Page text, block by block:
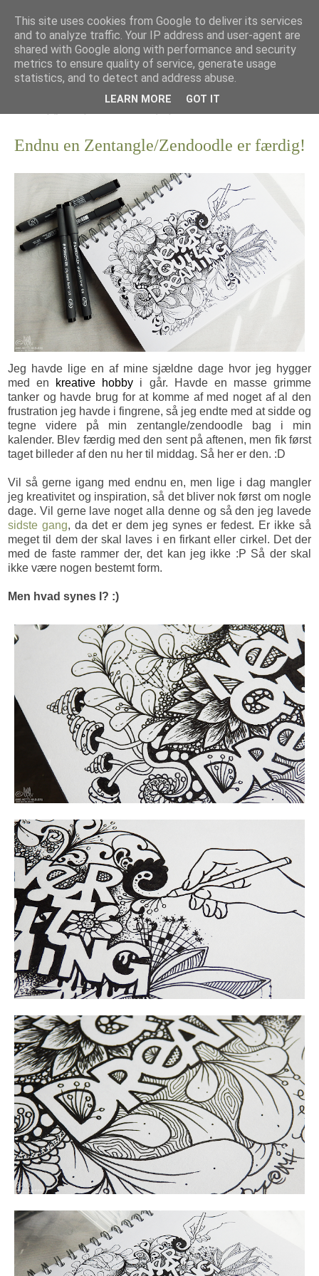
Endnu en Zentangle/Zendoodle er færdig!
Jeg havde lige en af mine sjældne dage hvor jeg hygger
med en
kreative hobby i går. Havde en masse grimme
tanker og havde brug for at komme af med noget af al den
frustration jeg havde i fingrene, så jeg endte med at sidde og
tegne videre på min zentangle/zendoodle bag i min
kalender. Blev færdig med den sent på aftenen, men fik først
taget billeder af den nu her til middag. Så her er den. :D
Vil så gerne igang med endnu en, men lige i dag mangler
jeg kreativitet og inspiration, så det bliver nok først om nogle
dage. Vil gerne lave noget alla denne og så den jeg lavede
sidste gang, da det er dem jeg synes er fedest. Er ikke så
meget til dem der skal laves i en firkant eller cirkel. Det der
med de faste rammer der, det kan jeg ikke :P Så der skal
ikke være nogen bestemt form.
Men hvad synes I? :)
This site uses cookies from Google to deliver its services
and to analyze traffic. Your IP address and user-agent are
shared with Google along with performance and security
metrics to ensure quality of service, generate usage
statistics, and to detect and address abuse.
LEARN MORE GOT IT